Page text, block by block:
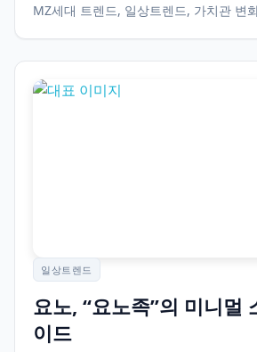
MZ세대 트렌드, 일상트렌드, 가치관 변
일상트렌드
요노, “요노족”의 미니멀
이드